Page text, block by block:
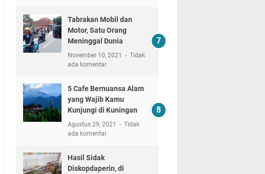
Tabrakan Mobil dan
Motor, Satu Orang
Meninggal Dunia
November 10, 2021
Tidak
ada komentar
5 Cafe Bernuansa Alam
yang Wajib Kamu
Kunjungi di Kuningan
Agustus 29, 2021
Tidak
ada komentar
Hasil Sidak
Diskopdaperin, di